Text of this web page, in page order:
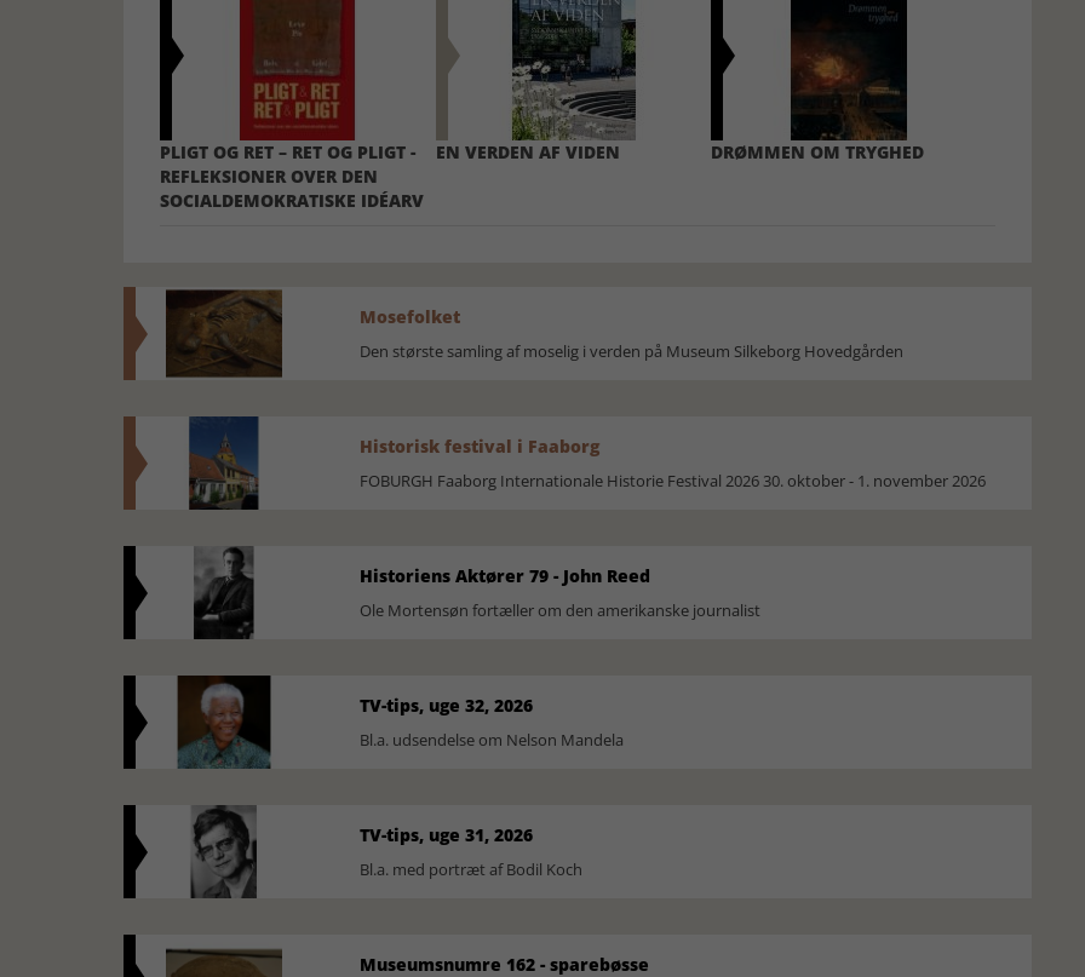
PLIGT OG RET – RET OG PLIGT -
REFLEKSIONER OVER DEN
SOCIALDEMOKRATISKE IDÉARV
EN VERDEN AF VIDEN DRØMMEN OM TRYGHED
Mosefolket
Den største samling af moselig i verden på Museum Silkeborg Hovedgården
Historisk festival i Faaborg
FOBURGH Faaborg Internationale Historie Festival 2026 30. oktober - 1. november 2026
Historiens Aktører 79 - John Reed
Ole Mortensøn fortæller om den amerikanske journalist
TV-tips, uge 32, 2026
Bl.a. udsendelse om Nelson Mandela
TV-tips, uge 31, 2026
Bl.a. med portræt af Bodil Koch
Museumsnumre 162 - sparebøsse